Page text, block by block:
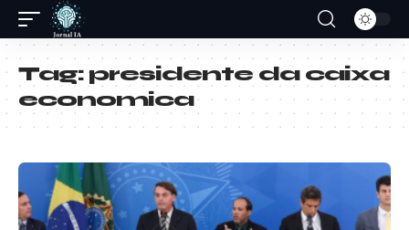
Tag:presidente da caixa
economica